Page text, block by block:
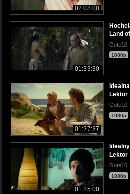
02:08:00
01:33:30
Land
Gote10
1080p
01:27:37
Lektor
Gote10
1080p
01:25:00
Lektor
Gote10
1080p